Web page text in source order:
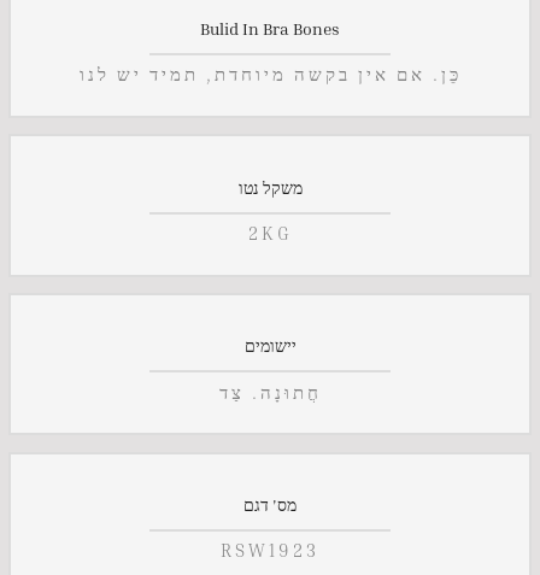
Bulid In Bra Bones
כֵּן. אם אין בקשה מיוחדת, תמיד יש לנו
משקל נטו
2KG
יישומים
חֲתוּנָה. צַד
מס' דגם
RSW1923